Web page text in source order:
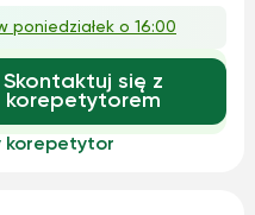
pozwala nam w pełni
poniedziałek o 16:00
Skontaktuj się z
korepetytorem
korepetytor